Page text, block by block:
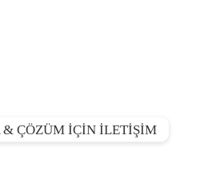
& ÇÖZÜM İÇİN İLETİŞİM